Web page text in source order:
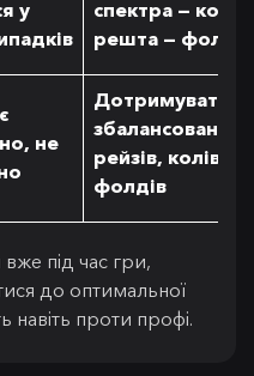
у
спектра — кол,
решта — фолд
не
Дотримуватися
збалансованих
рейзів, колів та
фолдів
під час гри,
до оптимальної
навіть проти профі.